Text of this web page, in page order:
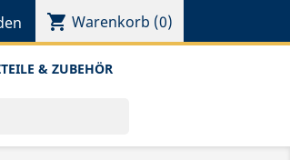
shopping_cart Warenkorb (0)
& ZUBEHÖR